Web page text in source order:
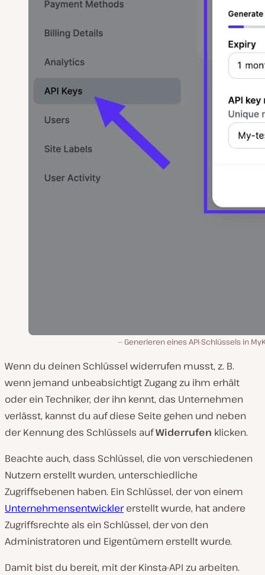
Generieren eines API-Schlüssels in
Wenn du deinen Schlüssel widerrufen musst, z. B.
wenn jemand unbeabsichtigt Zugang zu ihm erhält
oder ein Techniker, der ihn kennt, das Unternehmen
verlässt, kannst du auf diese Seite gehen und neben
der Kennung des Schlüssels aufWiderrufen klicken.
Beachte auch, dass Schlüssel, die von verschiedenen
Nutzern erstellt wurden, unterschiedliche
Zugriffsebenen haben. Ein Schlüssel, der von einem
Unternehmensentwicklererstellt wurde, hat andere
Zugriffsrechte als ein Schlüssel, der von den
Administratoren und Eigentümern erstellt wurde.
Damit bist du bereit, mit der Kinsta-API zu arbeiten.